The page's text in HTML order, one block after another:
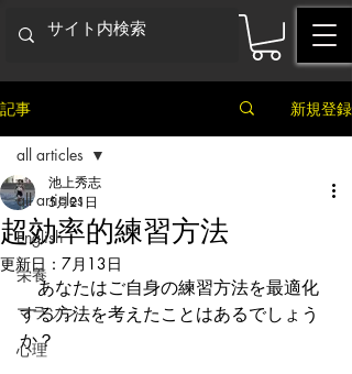
記事 新規登録
all articles
English
栄養
マラソン
心理
all articles
超効率的練習方法
池上秀志
5月21日
更新日： 7月13日
あなたはご自身の練習方法を最適化
する方法を考えたことはあるでしょう
か？